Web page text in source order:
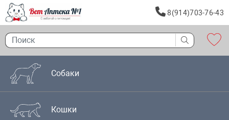
8(914)703-76-43
Собаки
Кошки